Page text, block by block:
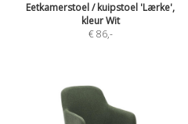
Eetkamerstoel / kuipstoel 'Lærke',
kleur Wit
€ 86,-